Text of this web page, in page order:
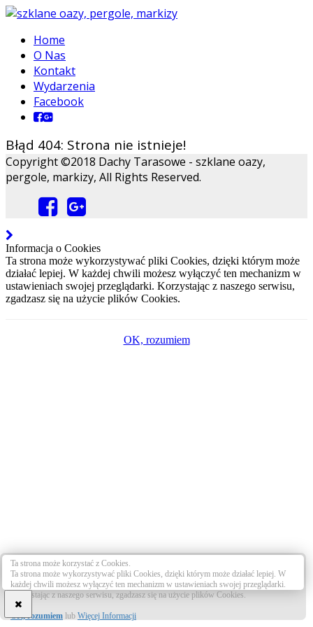
Home
O Nas
Kontakt
Wydarzenia
Facebook
Błąd 404: Strona nie istnieje!
Copyright ©2018 Dachy Tarasowe - szklane oazy,
pergole, markizy, All Rights Reserved.
Ta strona może korzystać z Cookies.
Ta strona może wykorzystywać pliki Cookies, dzięki którym może działać lepiej. W
każdej chwili możesz wyłączyć ten mechanizm w ustawieniach swojej przeglądarki.
Korzystając z naszego serwisu, zgadzasz się na użycie plików Cookies.
OK, rozumiem lub Więcej Informacji
Informacja o Cookies
Ta strona może wykorzystywać pliki Cookies, dzięki którym może
działać lepiej. W każdej chwili możesz wyłączyć ten mechanizm w
ustawieniach swojej przeglądarki. Korzystając z naszego serwisu,
zgadzasz się na użycie plików Cookies.
OK, rozumiem